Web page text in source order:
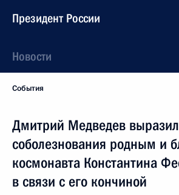
Президент России
Новости
События
Дмитрий Медведев выразил
соболезнования родным и
космонавта Константина
в связи с его кончиной